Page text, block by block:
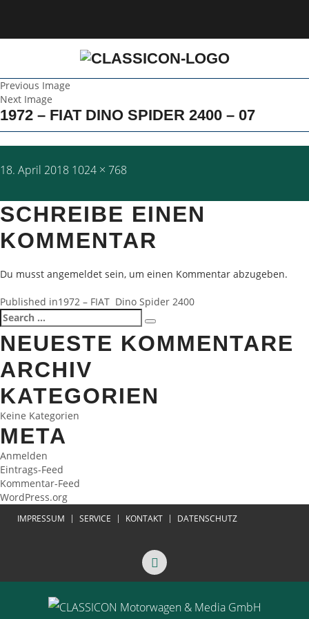
Previous Image
Next Image
1972 – FIAT DINO SPIDER 2400 – 07
Posted
18. April 2018 Full
1024 × 768
SCHREIBE EINEN
KOMMENTAR
Du musst angemeldet sein, um einen Kommentar abzugeben.
BEITRAGSNAVIGATION
Published in1972 – FIAT Dino Spider 2400
Search
for:
Search
NEUESTE KOMMENTARE
ARCHIV
KATEGORIEN
Keine Kategorien
META
Anmelden
Eintrags-Feed
Kommentar-Feed
WordPress.org
IMPRESSUM SERVICE KONTAKT DATENSCHUTZ